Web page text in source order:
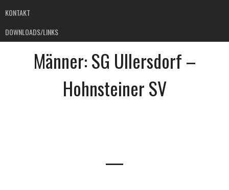
KONTAKT
DOWNLOADS/LINKS
Männer: SG Ullersdorf –
Hohnsteiner SV
—